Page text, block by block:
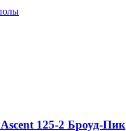
125-2 Броуд-Пик